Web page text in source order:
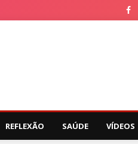
REFLEXÃO SAÚDE VÍDEOS